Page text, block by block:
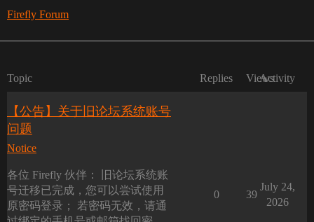
Firefly Forum
Topic Replies ViewsActivity
【公告】关于旧论坛系统账号
问题
Notice
各位 Firefly 伙伴： 旧论坛系统账
号迁移已完成，您可以尝试使用
原密码登录； 若密码无效，请通
0 39
July 24,
2026